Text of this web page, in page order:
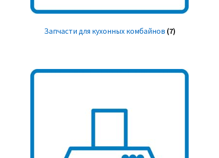
Запчасти для кухонных комбайнов (7)